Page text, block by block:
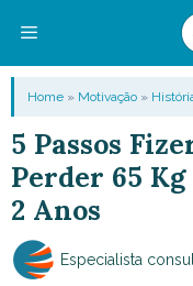
conteúdo
Menu
Home » Motivação »
5 Passos
Perder 65
2 Anos
Especialista